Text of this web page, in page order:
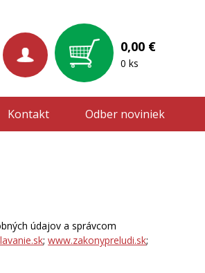
0,00 €
0 ks
údajov a správcom
;www.zakonypreludi.sk;
Kontakt Odber noviniek